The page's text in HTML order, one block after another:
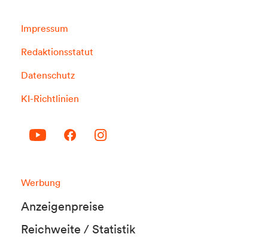
Impressum
Redaktionsstatut
Datenschutz
KI-Richtlinien
Werbung
Anzeigenpreise
Reichweite / Statistik